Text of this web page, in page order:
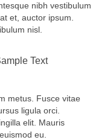
nibh vestibulum
et, auctor ipsum.
nisl.
Text
metus. Fusce vitae
ligula orci.
elit. Mauris
eu.